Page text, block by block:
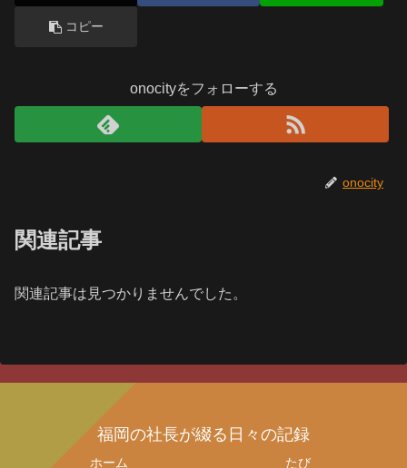
コピー
onocityをフォローする
onocity
関連記事
関連記事は見つかりませんでした。
福岡の社長が綴る日々の記録
ホーム たび